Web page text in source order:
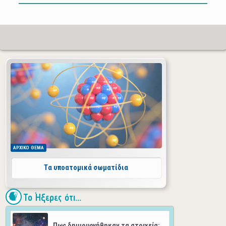
ΑΡΧΙΚΟ ΘΕΜΑ
Tα υποατομικά σωματίδια
Το Ήξερες ότι...